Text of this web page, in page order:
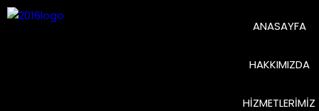
ANASAYFA
HAKKIMIZDA
HIZMETLERIMIZ